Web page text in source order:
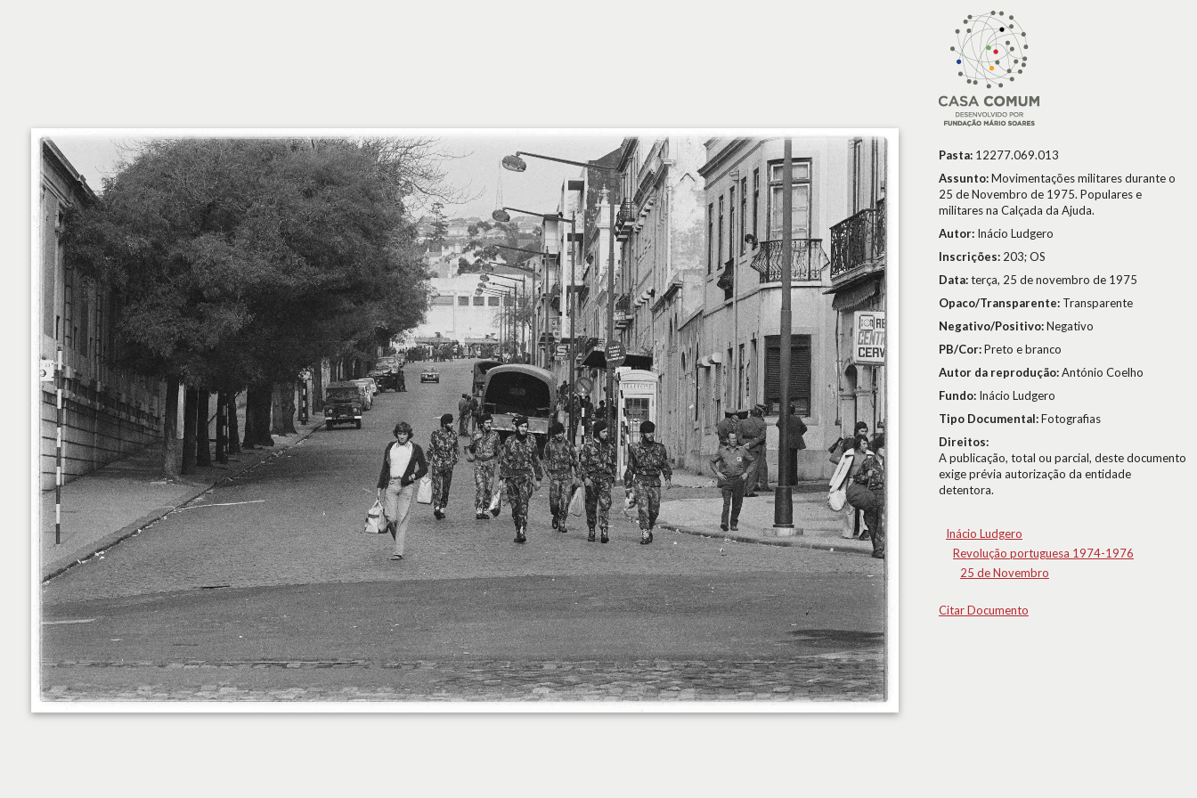
Pasta: 12277.069.013
Assunto:Movimentações militares durante o
25 de Novembro de 1975. Populares e
militares na Calçada da Ajuda.
Autor: Inácio Ludgero
Inscrições: 203; OS
Data:terça, 25 de novembro de 1975
Opaco/Transparente: Transparente
Negativo/Positivo:Negativo
PB/Cor:Preto e branco
Autor da reprodução:António Coelho
Fundo: Inácio Ludgero
Tipo Documental:Fotografias
Direitos:
A publicação, total ou parcial, deste documento
exige prévia autorização da entidade
detentora.
Inácio Ludgero
Revolução portuguesa 1974-1976
25 de Novembro
Citar Documento